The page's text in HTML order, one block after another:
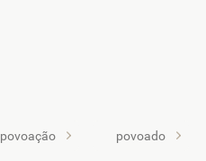
povoação povoado